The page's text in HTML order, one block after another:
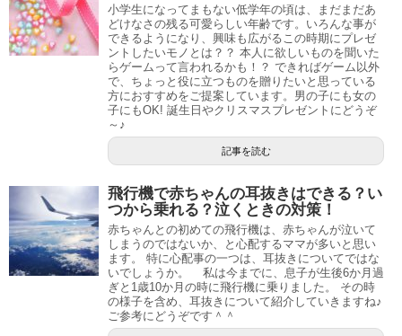
小学生になってまもない低学年の頃は、まだまだあ
どけなさの残る可愛らしい年齢です。いろんな事が
できるようになり、興味も広がるこの時期にプレゼ
ントしたいモノとは？？ 本人に欲しいものを聞いた
らゲームって言われるかも！？ できればゲーム以外
で、ちょっと役に立つものを贈りたいと思っている
方におすすめをご提案しています。男の子にも女の
子にもOK! 誕生日やクリスマスプレゼントにどうぞ
～♪
記事を読む
飛行機で赤ちゃんの耳抜きはできる？い
つから乗れる？泣くときの対策！
赤ちゃんとの初めての飛行機は、赤ちゃんが泣いて
しまうのではないか、と心配するママが多いと思い
ます。 特に心配事の一つは、耳抜きについてではな
いでしょうか。 私は今までに、息子が生後6か月過
ぎと1歳10か月の時に飛行機に乗りました。 その時
の様子を含め、耳抜きについて紹介していきますね♪
ご参考にどうぞです＾＾